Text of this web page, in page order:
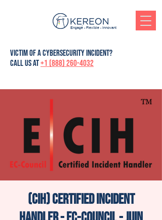
Engagé - Flexible - Innovant
victim of a cybersecurity incident?
Call us at+1 (888) 260-4032
(CIH) Certified Incident